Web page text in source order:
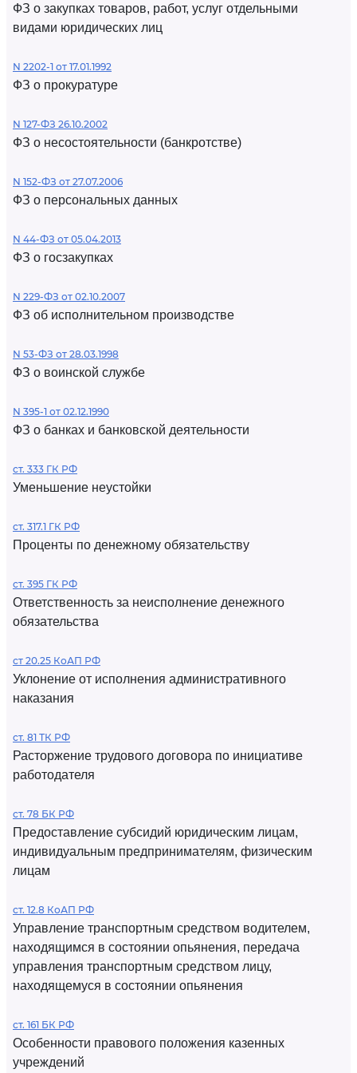
ФЗ о закупках товаров, работ, услуг отдельными
видами юридических лиц
N 2202-1 от 17.01.1992
ФЗ о прокуратуре
N 127-ФЗ 26.10.2002
ФЗ о несостоятельности (банкротстве)
N 152-ФЗ от 27.07.2006
ФЗ о персональных данных
N 44-ФЗ от 05.04.2013
ФЗ о госзакупках
N 229-ФЗ от 02.10.2007
ФЗ об исполнительном производстве
N 53-ФЗ от 28.03.1998
ФЗ о воинской службе
N 395-1 от 02.12.1990
ФЗ о банках и банковской деятельности
ст. 333 ГК РФ
Уменьшение неустойки
ст. 317.1 ГК РФ
Проценты по денежному обязательству
ст. 395 ГК РФ
Ответственность за неисполнение денежного
обязательства
ст 20.25 КоАП РФ
Уклонение от исполнения административного
наказания
ст. 81 ТК РФ
Расторжение трудового договора по инициативе
работодателя
ст. 78 БК РФ
Предоставление субсидий юридическим лицам,
индивидуальным предпринимателям, физическим
лицам
ст. 12.8 КоАП РФ
Управление транспортным средством водителем,
находящимся в состоянии опьянения, передача
управления транспортным средством лицу,
находящемуся в состоянии опьянения
ст. 161 БК РФ
Особенности правового положения казенных
учреждений